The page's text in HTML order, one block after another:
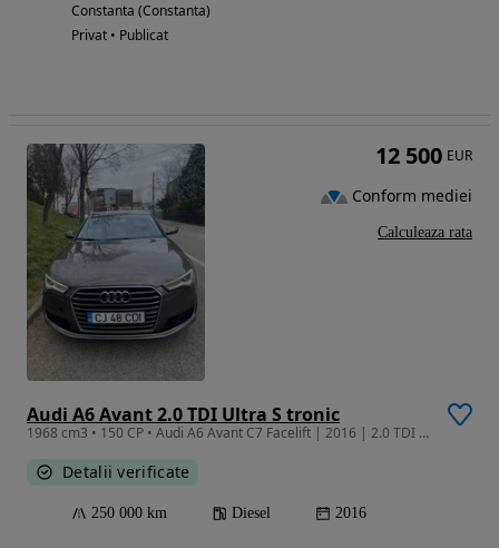
Constanta (Constanta)
Privat • Publicat
Audi A6 Avant 2.0 TDI Ultra S tronic
1968 cm3 • 150 CP • Audi A6 Avant C7 Facelift | 2016 | 2.0 TDI Ultra | 150 CP | S tronic |
Detalii verificate
250 000 km Diesel 2016
12 500 EUR
Conform mediei
Calculeaza rata